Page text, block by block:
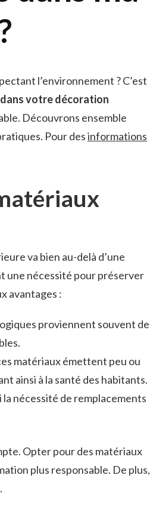
l’environnement ? C’est
votre décoration
Découvrons ensemble
Pour desinformations
va bien au-delà d’une
une nécessité pour préserver
avantages :
proviennent souvent de
matériaux émettent peu ou
ainsi à la santé des habitants.
nécessité de remplacements
Opter pour des matériaux
plus responsable. De plus,